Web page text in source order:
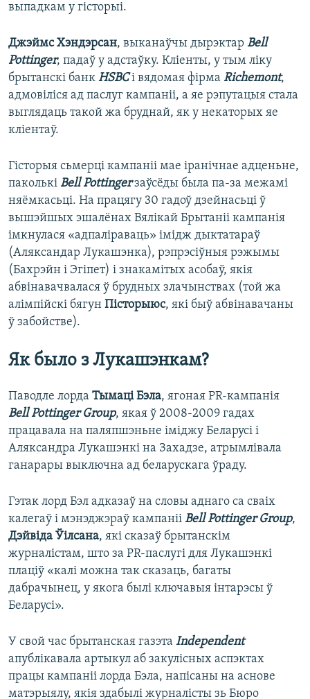
выпадкам у гісторыі.
Джэймс Хэндэрсан, выканаўчы дырэктар Bell
Pottinger, падаў у адстаўку. Кліенты, у тым ліку
брытанскі банк HSBCі вядомая фірма Richemont,
адмовіліся ад паслуг кампаніі, а яе рэпутацыя стала
выглядаць такой жа бруднай, як у некаторых яе
кліентаў.
Гісторыя сьмерці кампаніі мае іранічнае адценьне,
паколькі Bell Pottingerзаўсёды была па-за межамі
няёмкасьці. На працягу 30 гадоў дзейнасьці ў
вышэйшых эшалёнах Вялікай Брытаніі кампанія
імкнулася «адпаліраваць» імідж дыктатараў
(Аляксандар Лукашэнка), рэпрэсіўныя рэжымы
(Бахрэйн і Эгіпет) і знакамітых асобаў, якія
абвінавачвалася ў брудных злачынствах (той жа
алімпійскі бягун Пісторыюс, які быў абвінавачаны
ў забойстве).
Як было з Лукашэнкам?
Паводле лорда Тымаці Бэла, ягоная PR-кампанія
Bell Pottinger Group, якая ў 2008-2009 гадах
працавала на паляпшэньне іміджу Беларусі і
Аляксандра Лукашэнкі на Захадзе, атрымлівала
ганарары выключна ад беларускага ўраду.
Гэтак лорд Бэл адказаў на словы аднаго са сваіх
калегаў і мэнэджэраў кампаніі Bell Pottinger Group,
Дэйвіда Ўілсана, які сказаў брытанскім
журналістам, што за PR-паслугі для Лукашэнкі
плаціў «калі можна так сказаць, багаты
дабрачынец, у якога былі ключавыя інтарэсы ў
Беларусі».
У свой час брытанская газэта Independent
апублікавала артыкул аб закулісных аспэктах
працы кампаніі лорда Бэла, напісаны на аснове
матэрыялу, якія здабылі журналісты зь Бюро